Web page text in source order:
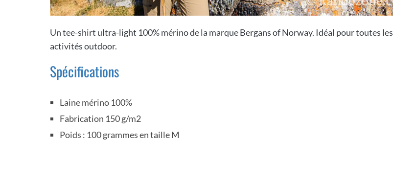
Un tee-shirt ultra-light 100% mérino de la marque Bergans of Norway. Idéal pour toutes les
activités outdoor.
Spécifications
Laine mérino 100%
Fabrication 150 g/m2
Poids : 100 grammes en taille M